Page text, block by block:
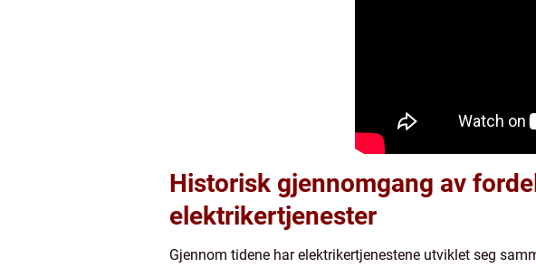
Historisk gjennomgang av
elektrikertjenester
Gjennom tidene har elektrikertjenestene utviklet seg